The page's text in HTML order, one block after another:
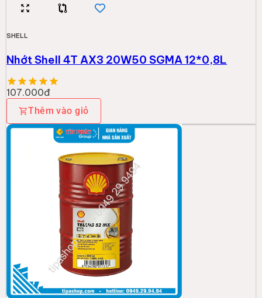
SHELL
Nhớt Shell TELLUS S2 MX 46_1 209L A1SZ
16.694.000đ
Thêm vào giỏ